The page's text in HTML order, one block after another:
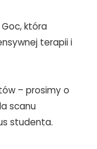
która
terapii i
– prosimy o
scanu
studenta.